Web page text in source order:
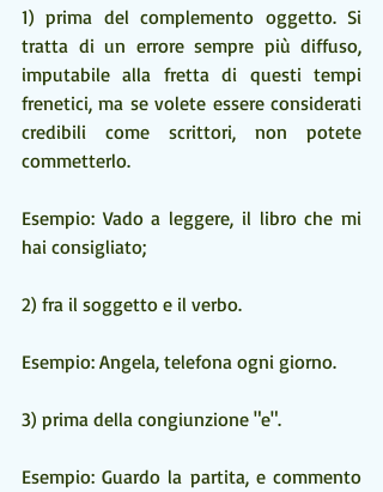
1) prima del complemento oggetto. Si
tratta di un errore sempre più diffuso,
imputabile alla fretta di questi tempi
frenetici, ma se volete essere considerati
credibili come scrittori, non potete
commetterlo.
Esempio: Vado a leggere, il libro che mi
hai consigliato;
2) fra il soggetto e il verbo.
Esempio: Angela, telefona ogni giorno.
3) prima della congiunzione "e".
Esempio: Guardo la partita, e commento